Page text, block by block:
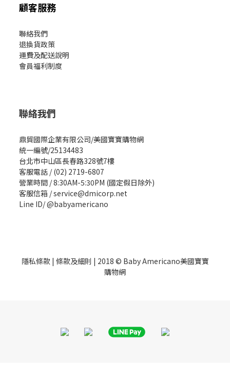
顧客服務
聯絡我們
退換貨政策
運費及配送說明
會員福利制度
聯絡我們
鼎貿國際企業有限公司/美國寶寶購物網
統一編號/25134483
台北市中山區長春路328號7樓
客服電話 / (02) 2719-6807
營業時間 / 8:30AM-5:30PM (國定假日除外)
客服信箱 / service@dmicorp.net
Line ID/ @babyamericano
隱私條款| 條款及細則 | 2018 © Baby Americano美國寶寶
購物網